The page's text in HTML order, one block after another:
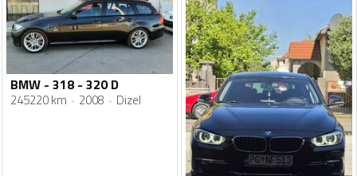
BMW - 318 - 320 D
245220 km 2008 Dizel